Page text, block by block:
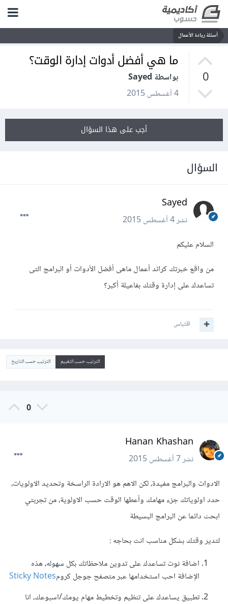
أسئلة ريادة الأعمال
0
ما هي أفضل أدوات إدارة الوقت؟
بواسطة Sayed
4 أغسطس 2015
أجب على هذا السؤال
السؤال
Sayed
نشر4 أغسطس 2015
السلام عليكم
من واقع خبرتك كرائد أعمال ماهى أفضل الأدوات أو البرامج التى
تساعدك على إدارة وقتك بفاعيلة أكبر؟
اقتباس
الترتيب حسب التقييم الترتيب حسب التاريخ
0
Hanan Khashan
نشر7 أغسطس 2015
الادوات والبرامج مفيدة، لكن الاهم هو الارادة الراسخة وتحديد الاولويات،
حدد اولوياتك جزء مهامك وأعطها الوقت حسب الاولوية، من تجربتي
ابحث دائما عن البرامج البسيطة
لتدير وقتك بشكل مناسب انت بحاجه :
اضافة نوت تساعدك على تدوين ملاحظاتك بكل سهوله، هذه
الإضافة احب استخدامها عبر متصفح جوجل كرومSticky Notes
تطبيق يساعدك على تنظيم وتخطيط مهام يومك/اسبوعك، انا